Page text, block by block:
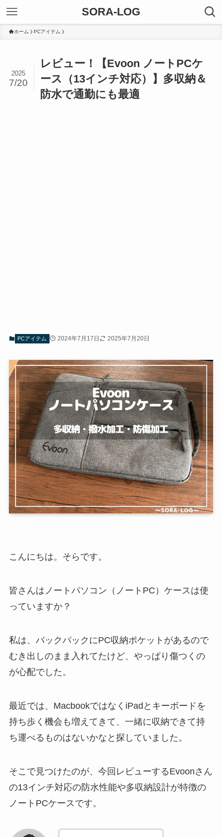
SORA-LOG
ホーム PCアイテム
レビュー！【Evoon ノートPCケ
ース（13インチ対応）】多収納＆
防水で通勤にも最適
2025
7/20
PCアイテム 2024年7月17日 2025年7月20日
こんにちは。そらです。
皆さんはノートパソコン（ノートPC）ケースは使
っていますか？
私は、バックパックにPC収納ポケットがあるので
むき出しのまま入れてたけど、やっぱり傷つくの
が心配でした。
最近では、MacbookではなくiPadとキーボードを
持ち歩く機会も増えてきて、一緒に収納できて持
ち運べるものはないかなと探していました。
そこで見つけたのが、今回レビューするEvoonさん
の13インチ対応の防水性能や多収納設計が特徴の
ノートPCケースです。